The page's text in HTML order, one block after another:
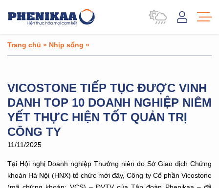
Trang chủ » Nhịp sống »
VICOSTONE TIẾP TỤC ĐƯỢC VINH
DANH TOP 10 DOANH NGHIỆP NIÊM
YẾT THỰC HIỆN TỐT QUẢN TRỊ
CÔNG TY
11/11/2025
Tại Hội nghị Doanh nghiệp Thường niên do Sở Giao dịch Chứng
khoán Hà Nội (HNX) tổ chức mới đây, Công ty Cổ phần Vicostone